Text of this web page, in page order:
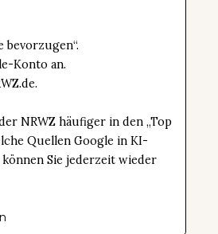
bevorzugen“.
Konto an.
NRWZ häufiger in den „Top
Quellen Google in KI-
Sie jederzeit wieder